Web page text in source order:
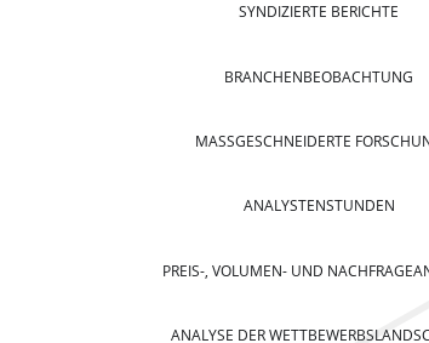
SYNDIZIERTE BERICHTE
BRANCHENBEOBACHTUNG
MASSGESCHNEIDERTE
ANALYSTENSTUNDEN
PREIS-, VOLUMEN- UND
ANALYSE DER